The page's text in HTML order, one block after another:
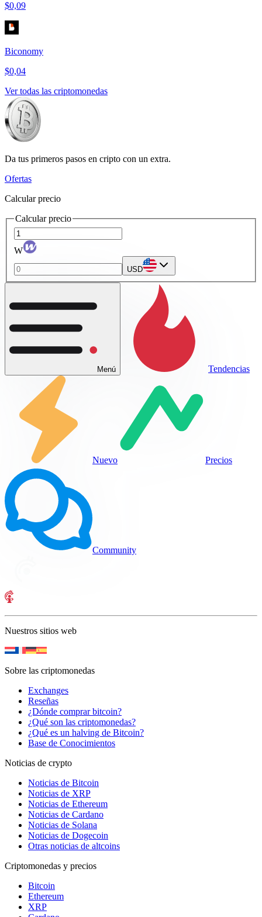
$0,09
Biconomy
$0,04
Ver todas las criptomonedas
Da tus primeros pasos en cripto con un extra.
Ofertas
Calcular precio
Calcular precio
W
USD
Menú Tendencias
Nuevo Precios
Community
Nuestros sitios web
Sobre las criptomonedas
Exchanges
Reseñas
¿Dónde comprar bitcoin?
¿Qué son las criptomonedas?
¿Qué es un halving de Bitcoin?
Base de Conocimientos
Noticias de crypto
Noticias de Bitcoin
Noticias de XRP
Noticias de Ethereum
Noticias de Cardano
Noticias de Solana
Noticias de Dogecoin
Otras noticias de altcoins
Criptomonedas y precios
Bitcoin
Ethereum
XRP